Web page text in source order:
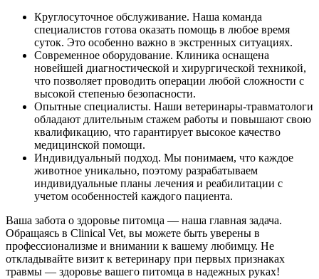
Круглосуточное обслуживание. Наша команда
специалистов готова оказать помощь в любое время
суток. Это особенно важно в экстренных ситуациях.
Современное оборудование. Клиника оснащена
новейшей диагностической и хирургической техникой,
что позволяет проводить операции любой сложности с
высокой степенью безопасности.
Опытные специалисты. Наши ветеринары-травматологи
обладают длительным стажем работы и повышают свою
квалификацию, что гарантирует высокое качество
медицинской помощи.
Индивидуальный подход. Мы понимаем, что каждое
животное уникально, поэтому разрабатываем
индивидуальные планы лечения и реабилитации с
учетом особенностей каждого пациента.
Ваша забота о здоровье питомца — наша главная задача.
Обращаясь в Clinical Vet, вы можете быть уверены в
профессионализме и внимании к вашему любимцу. Не
откладывайте визит к ветеринару при первых признаках
травмы — здоровье вашего питомца в надежных руках!